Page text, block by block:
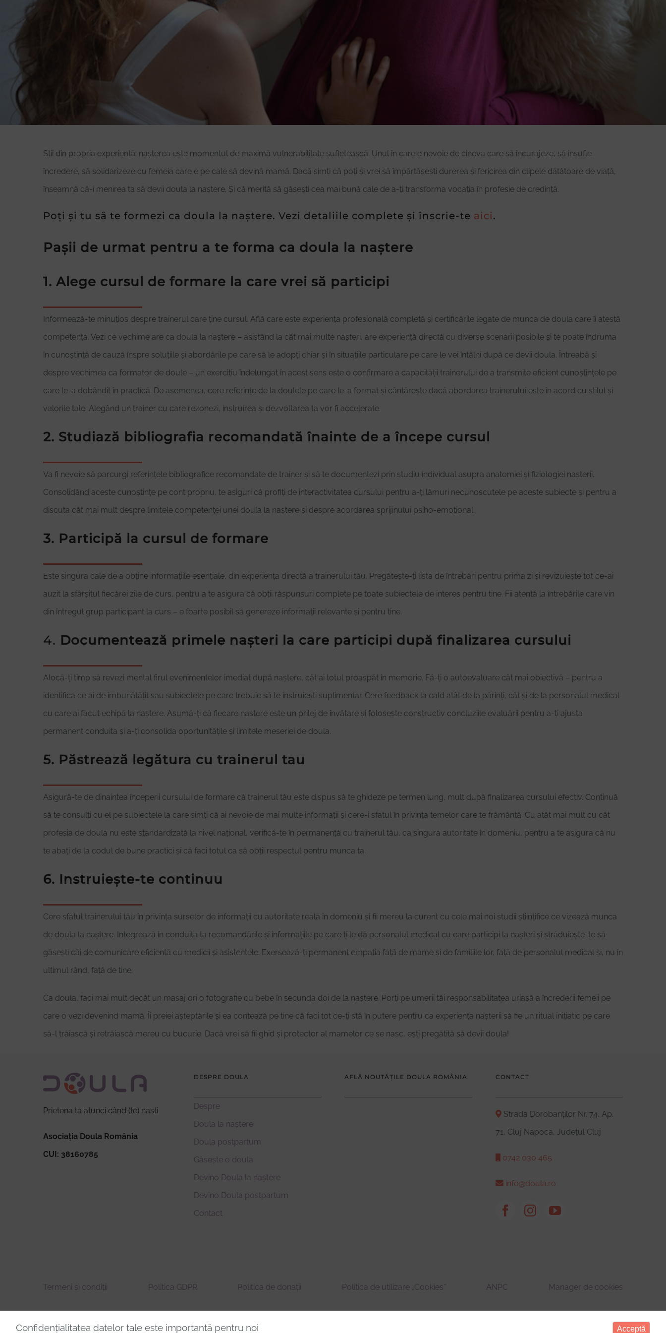
Știi din propria experiență: nașterea este momentul de maximă vulnerabilitate sufletească. Unul în care e nevoie de cineva care să încurajeze, să insufle
încredere, să solidarizeze cu femeia care e pe cale să devină mamă. Dacă simți că poți și vrei să împărtășești durerea și fericirea din clipele dătătoare de viață,
înseamnă că-i menirea ta să devii doula la naștere. Și că merită să găsești cea mai bună cale de a-ți transforma vocația în profesie de credință.
Poți și tu să te formezi ca doula la naștere. Vezi detaliile complete și înscrie-te aici.
Pașii de urmat pentru a te forma ca doula la naștere
1. Alege cursul de formare la care vrei să participi
Informează-te minuțios despre trainerul care ține cursul. Află care este experiența profesională completă și certificările legate de munca de doula care îi atestă
competența. Vezi ce vechime are ca doula la naștere – asistând la cât mai multe nașteri, are experiență directă cu diverse scenarii posibile și te poate îndruma
în cunoștință de cauză înspre soluțiile și abordările pe care să le adopți chiar și în situațiile particulare pe care le vei întâlni după ce devii doula. Întreabă și
despre vechimea ca formator de doule – un exercițiu îndelungat în acest sens este o confirmare a capacității trainerului de a transmite eficient cunoștințele pe
care le-a dobândit în practică. De asemenea, cere referințe de la doulele pe care le-a format și cântărește dacă abordarea trainerului este în acord cu stilul și
valorile tale. Alegând un trainer cu care rezonezi, instruirea și dezvoltarea ta vor fi accelerate.
2. Studiază bibliografia recomandată înainte de a începe cursul
Va fi nevoie să parcurgi referințele bibliografice recomandate de trainer și să te documentezi prin studiu individual asupra anatomiei și fiziologiei nașterii.
Consolidând aceste cunoștințe pe cont propriu, te asiguri că profiți de interactivitatea cursului pentru a-ți lămuri necunoscutele pe aceste subiecte și pentru a
discuta cât mai mult despre limitele competenței unei doula la naștere și despre acordarea sprijinului psiho-emoțional.
3. Participă la cursul de formare
Este singura cale de a obține informațiile esențiale, din experiența directă a trainerului tău. Pregătește-ți lista de întrebări pentru prima zi și revizuiește tot ce-ai
auzit la sfârșitul fiecărei zile de curs, pentru a te asigura că obții răspunsuri complete pe toate subiectele de interes pentru tine. Fii atentă la întrebările care vin
din întregul grup participant la curs – e foarte posibil să genereze informații relevante și pentru tine.
4. Documentează primele nașteri la care participi după finalizarea cursului
Alocă-ți timp să revezi mental firul evenimentelor imediat după naștere, cât ai totul proaspăt în memorie. Fă-ți o autoevaluare cât mai obiectivă – pentru a
identifica ce ai de îmbunătățit sau subiectele pe care trebuie să te instruiești suplimentar. Cere feedback la cald atât de la părinți, cât și de la personalul medical
cu care ai făcut echipă la naștere. Asumă-ți că fiecare naștere este un prilej de învățare și folosește constructiv concluziile evaluării pentru a-ți ajusta
permanent conduita și a-ți consolida oportunitățile și limitele meseriei de doula.
5. Păstrează legătura cu trainerul tau
Asigură-te de dinaintea începerii cursului de formare că trainerul tău este dispus să te ghideze pe termen lung, mult după finalizarea cursului efectiv. Continuă
să te consulți cu el pe subiectele la care simți că ai nevoie de mai multe informații și cere-i sfatul în privința temelor care te frământă. Cu atât mai mult cu cât
profesia de doula nu este standardizată la nivel național, verifică-te în permanență cu trainerul tău, ca singura autoritate în domeniu, pentru a te asigura că nu
te abați de la codul de bune practici și că faci totul ca să obții respectul pentru munca ta.
6. Instruiește-te continuu
Cere sfatul trainerului tău în privința surselor de informații cu autoritate reală în domeniu și fii mereu la curent cu cele mai noi studii științifice ce vizează munca
de doula la naștere. Integrează în conduita ta recomandările și informațiile pe care ți le dă personalul medical cu care participi la nașteri și străduiește-te să
găsești căi de comunicare eficientă cu medicii și asistentele. Exersează-ți permanent empatia față de mame și de familiile lor, față de personalul medical și, nu în
ultimul rând, față de tine.
Ca doula, faci mai mult decât un masaj ori o fotografie cu bebe în secunda doi de la naștere. Porți pe umerii tăi responsabilitatea uriașă a încrederii femeii pe
care o vezi devenind mamă. Îi preiei așteptările și ea contează pe tine că faci tot ce-ți stă în putere pentru ca experiența nașterii să fie un ritual inițiatic pe care
să-l trăiască și retrăiască mereu cu bucurie. Dacă vrei să fii ghid și protector al mamelor ce se nasc, ești pregătită să devii doula!
Prietena ta atunci când (te) naști
Asociația Doula România
CUI: 38160785
DESPRE DOULA
Despre
Doula la naștere
Doula postpartum
Găsește o doula
Devino Doula la naștere
Devino Doula postpartum
Contact
AFLĂ NOUTĂȚILE DOULA ROMÂNIA CONTACT
Strada Dorobanților Nr. 74, Ap.
71, Cluj Napoca, Județul Cluj
0742 030 465
info@doula.ro
Termeni și condiții Politica GDPR Politica de donații Politica de utilizare „Cookies” ANPC Manager de cookies
Confidențialitatea datelor tale este importantă pentru noi Acceptă